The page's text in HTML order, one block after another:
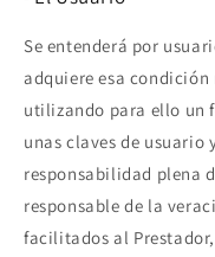
Se entenderá por
adquiere esa
utilizando para ello un
unas claves de usuario
responsabilidad plena
responsable de la
facilitados al